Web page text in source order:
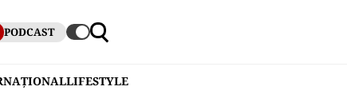
PODCAST
LIFESTYLE